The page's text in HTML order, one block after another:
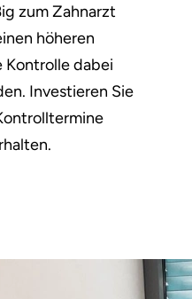
zum Zahnarzt
höheren
Kontrolle dabei
Investieren Sie